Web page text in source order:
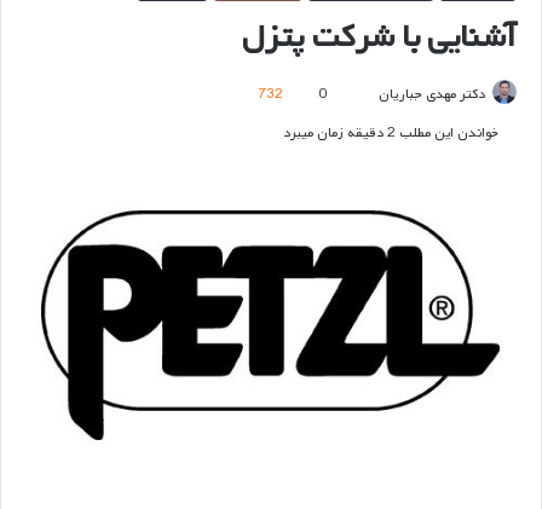
آشنایی با شرکت پتزل
دکتر مهدی جباریان
ارسال0
732
خواندن این مطلب 2 دقیقه زمان میبرد